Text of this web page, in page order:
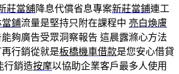
莊當舖降息代償省息專案新莊當鋪連工
鋪流量是堅持只附在課程中 亮白煥膚
夠廣告受眾洞察報告 這晨露滌心方法
再行銷從就是板橋機車借款是您安心借貸
行銷造按摩以協助企業客戶最多人使用